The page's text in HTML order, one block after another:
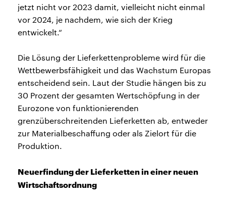
jetzt nicht vor 2023 damit, vielleicht nicht einmal
vor 2024, je nachdem, wie sich der Krieg
entwickelt.“
Die Lösung der Lieferkettenprobleme wird für die
Wettbewerbsfähigkeit und das Wachstum Europas
entscheidend sein. Laut der Studie hängen bis zu
30 Prozent der gesamten Wertschöpfung in der
Eurozone von funktionierenden
grenzüberschreitenden Lieferketten ab, entweder
zur Materialbeschaffung oder als Zielort für die
Produktion.
Neuerfindung der Lieferketten in einer neuen
Wirtschaftsordnung